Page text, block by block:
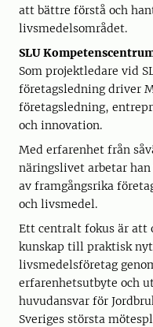
att bättre förstå och
livsmedelsområdet.
SLU
Som projektledare vid
företagsledning driver
företagsledning,
och innovation.
Med erfarenhet från
näringslivet arbetar
av framgångsrika
och livsmedel.
Ett centralt fokus är att
kunskap till praktisk
livsmedelsföretag
erfarenhetsutbyte och
huvudansvar för
Sveriges största